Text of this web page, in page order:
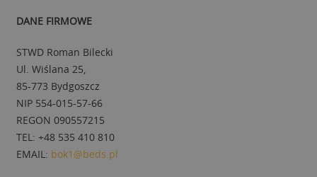
DANE FIRMOWE
STWD Roman Bilecki
Ul. Wiślana 25,
85-773 Bydgoszcz
NIP 554-015-57-66
REGON 090557215
TEL: +48 535 410 810
EMAIL: bok1@beds.pl